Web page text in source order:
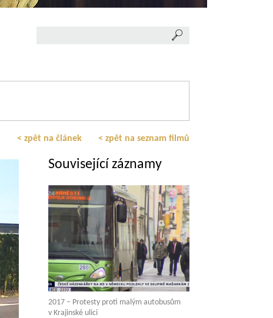
< zpět na článek < zpět na seznam filmů
Související záznamy
2017 – Protesty proti malým autobusům
v Krajinské ulici